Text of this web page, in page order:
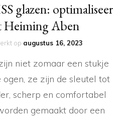
glazen: optimaliseer
Heiming Aben
op augustus 16, 2023
niet zomaar een stukje
ze zijn de sleutel tot
scherp en comfortabel
gemaakt door een